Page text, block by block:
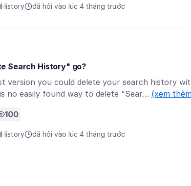
History đã hỏi vào lúc 4 tháng trước
Search History" go?
version you could delete your search history
no easily found way to delete "Sear… (xem
100
History đã hỏi vào lúc 4 tháng trước